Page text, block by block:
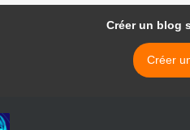
Créer un blog
Créer